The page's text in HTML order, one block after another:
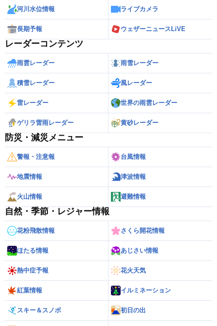
河川水位情報 ライブカメラ
長期予報 ウェザーニュースLiVE
レーダーコンテンツ
雨雲レーダー 雨雪レーダー
積雪レーダー 風レーダー
雷レーダー 世界の雨雲レーダー
ゲリラ雷雨レーダー 黄砂レーダー
防災・減災メニュー
警報・注意報 台風情報
地震情報 津波情報
火山情報 避難情報
自然・季節・レジャー情報
花粉飛散情報 さくら開花情報
ほたる情報 あじさい情報
熱中症予報 花火天気
紅葉情報 イルミネーション
スキー＆スノボ 初日の出